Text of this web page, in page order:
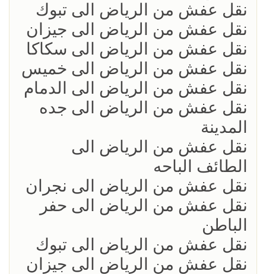
نقل عفش من الرياض الى تبوك
نقل عفش من الرياض الى جيزان
نقل عفش من الرياض الى سكاكا
نقل عفش من الرياض الى خميس
نقل عفش من الرياض الى الدمام
نقل عفش من الرياض الى جده
المدينة
نقل عفش من الرياض الى
الطائف الباحه
نقل عفش من الرياض الى نجران
نقل عفش من الرياض الى حفر
الباطن
نقل عفش من الرياض الى تبوك
نقل عفش من الرياض الى جيزان